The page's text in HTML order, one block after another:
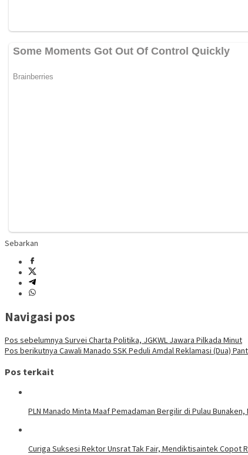
Sebarkan
Navigasi pos
Pos sebelumnya Survei Charta Politika, JGKWL Jawara Pilkada Minut
Pos berikutnya Cawali Manado SSK Peduli Amdal Reklamasi (Dua)
Pos terkait
PLN Manado Minta Maaf Pemadaman Bergilir di Pulau Bunaken,
Curiga Suksesi Rektor Unsrat Tak Fair, Mendiktisaintek Copot